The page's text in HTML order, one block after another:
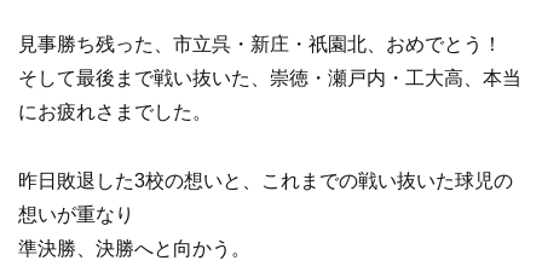
見事勝ち残った、市立呉・新庄・祇園北、おめでとう！
そして最後まで戦い抜いた、崇徳・瀬戸内・工大高、本当
にお疲れさまでした。
昨日敗退した3校の想いと、これまでの戦い抜いた球児の
想いが重なり
準決勝、決勝へと向かう。